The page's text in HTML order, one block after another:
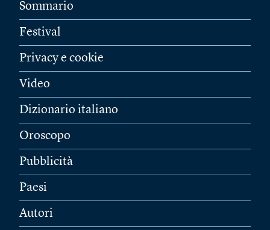
Sommario
Festival
Privacy e cookie
Video
Dizionario italiano
Oroscopo
Pubblicità
Paesi
Autori